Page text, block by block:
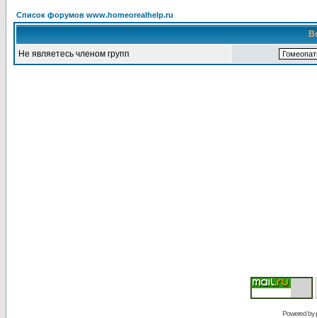
Список форумов www.homeorealhelp.ru
Не являетесь членом групп
Powered by